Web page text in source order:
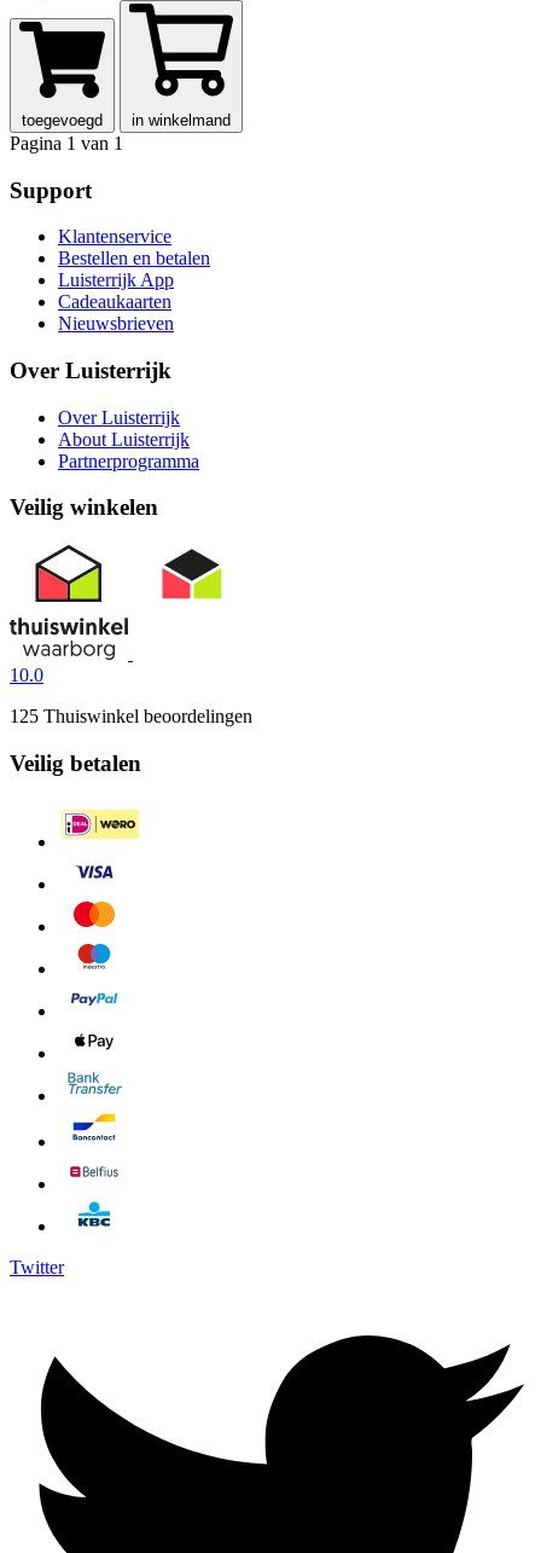
toegevoegd in winkelmand
Pagina 1 van 1
Support
Klantenservice
Bestellen en betalen
Luisterrijk App
Cadeaukaarten
Nieuwsbrieven
Over Luisterrijk
Over Luisterrijk
About Luisterrijk
Partnerprogramma
Veilig winkelen
10.0
125 Thuiswinkel beoordelingen
Veilig betalen
Twitter